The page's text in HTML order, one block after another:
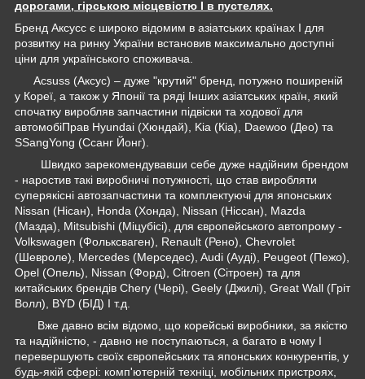
дорогами, гірською місцевістю І в пустелях.
Бренд Аксусс є широко відомим в азіатських країнах І для
розвитку на ринку України встановив максимально доступні
ціни для українського споживача.
Acsuss (Аксус) – дуже "крутий" бренд, потужно поширеній
у Кореї, а також у Японії та ряді Інших азіатських країн, який
спочатку виробляв запчастини підвіски та ходової для
автомобіПрав Hyundai (Хюндай), Kia (Кіа), Daewoo (Део) та
SSangYong (Ссанг Йонг).
Швидко зарекомендувавши себе дуже надійним брендом
- наростив такі виробничі потужності, що став виробляти
суперякісні автозапчастини та комплектуючі для японських
Nissan (Нісан), Honda (Хонда), Nissan (Ніссан), Mazda
(Мазда), Mitsubishi (Міцубісі), для європейського автопрому -
Volkswagen (Фольксваген), Renault (Рено), Chevrolet
(Шевроле), Mercedes (Мерседес), Audi (Ауді), Peugeot (Пежо),
Opel (Опель), Nissan (Форд), Citroen (Сітроен) та для
китайських брендів Chery (Чері), Geely (Джилі), Great Wall (Гріт
Волл), BYD (БІД) І т.д.
Вже давно всім відомо, що корейські виробники, за якістю
та надійністю, - давно не поступаються, а багато в чому І
перевершують своїх європейських та японських конкурентів, у
будь-якій сфері: комп'ютерній техніці, мобільних пристроях,